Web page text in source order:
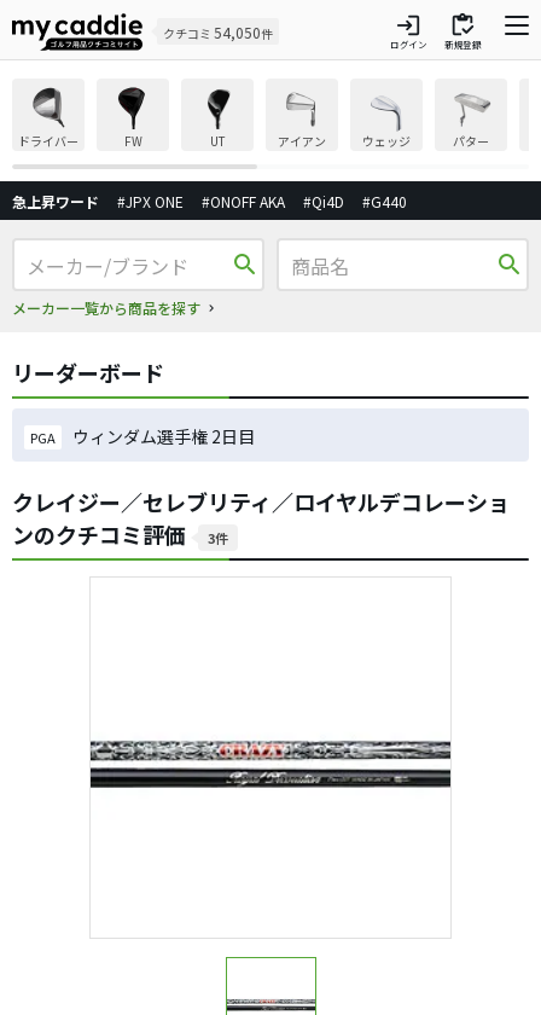
クチコミ 54,050件 login
ログイン
inventory
新規登録
ドライバー FW UT アイアン ウェッジ パター
急上昇ワード #JPX ONE #ONOFF AKA #Qi4D #G440
search
メーカー一覧から商品を探す
search
リーダーボード
PGA ウィンダム選手権 2日目
クレイジー／セレブリティ／ロイヤルデコレーショ
ンのクチコミ評価
3件